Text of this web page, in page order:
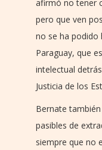
afirmó no tener
pero que ven
no se ha podido
Paraguay, que
intelectual
Justicia de los
Bernate
pasibles de
siempre que no